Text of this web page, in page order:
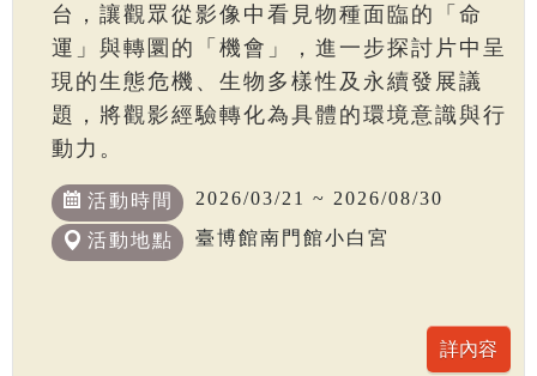
台，讓觀眾從影像中看見物種面臨的「命
運」與轉圜的「機會」，進一步探討片中呈
現的生態危機、生物多樣性及永續發展議
題，將觀影經驗轉化為具體的環境意識與行
動力。
活動時間 2026/03/21 ~ 2026/08/30
活動地點 臺博館南門館小白宮